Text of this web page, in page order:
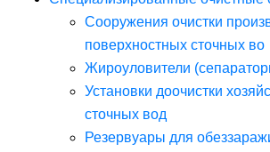
Сооружения очистки
поверхностных сточных во
Жироуловители
Установки доочистки
сточных вод
Резервуары для